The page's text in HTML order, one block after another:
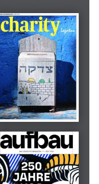
März 2026
Beilage